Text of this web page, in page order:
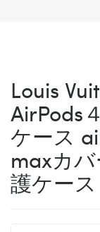
Louis
AirPods
ケース
maxカ
護ケース